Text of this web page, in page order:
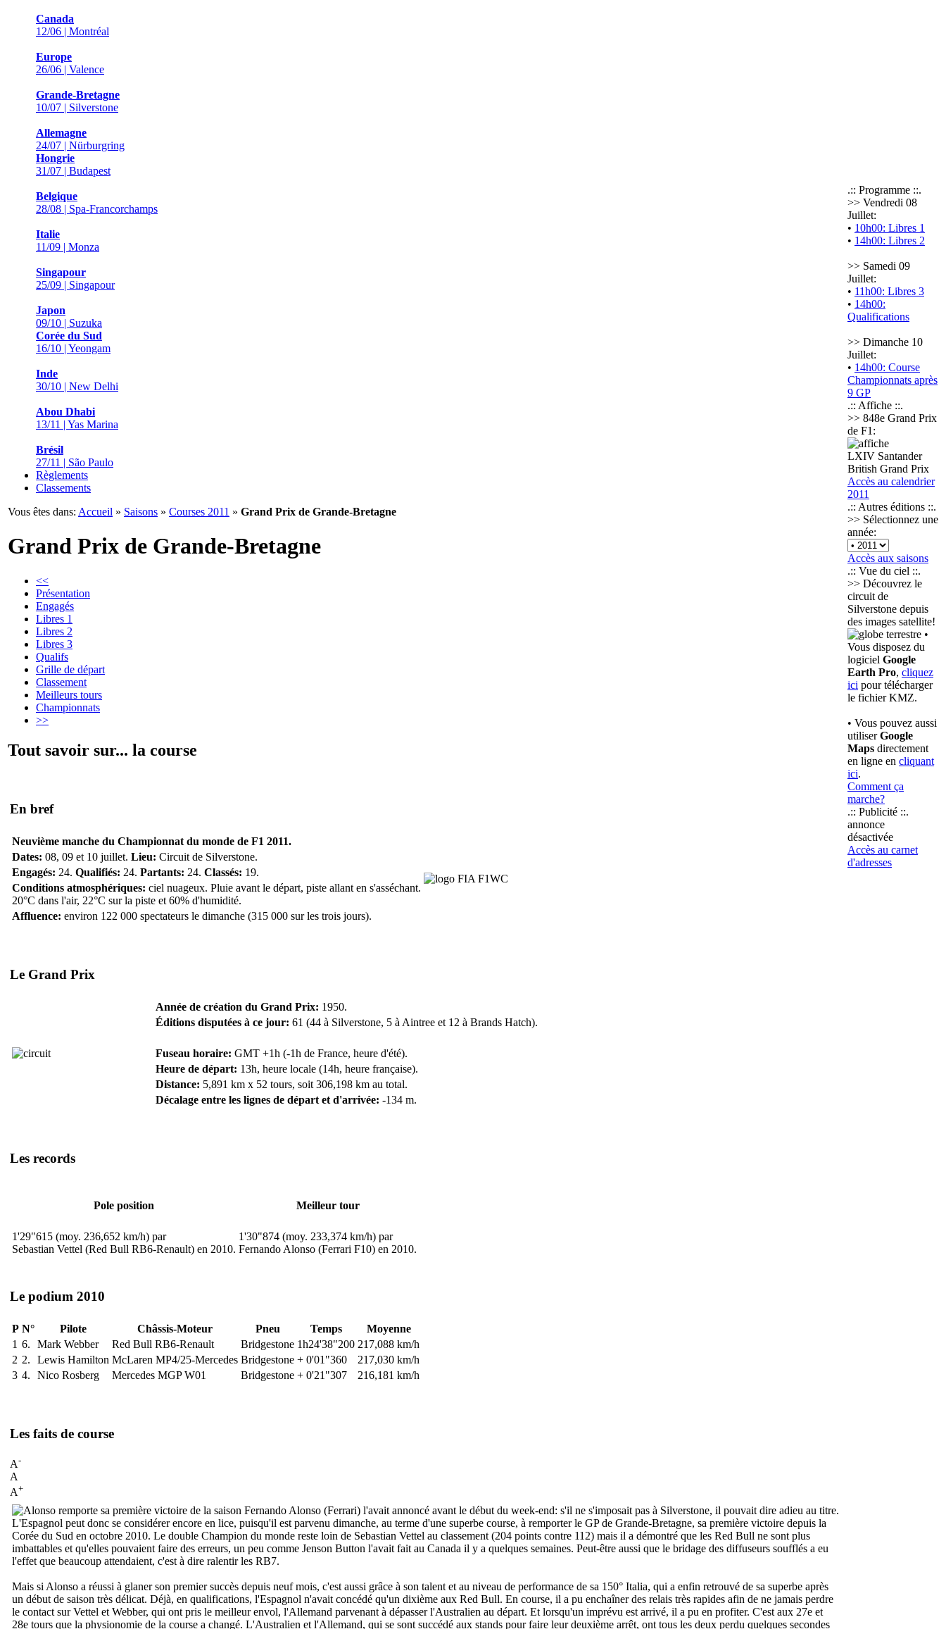
Canada
12/06 | Montréal
Europe
26/06 | Valence
Grande-Bretagne
10/07 | Silverstone
Allemagne
24/07 | Nürburgring
Hongrie
31/07 | Budapest
Belgique
28/08 | Spa-Francorchamps
Italie
11/09 | Monza
Singapour
25/09 | Singapour
Japon
09/10 | Suzuka
Corée du Sud
16/10 | Yeongam
Inde
30/10 | New Delhi
Abou Dhabi
13/11 | Yas Marina
Brésil
27/11 | São Paulo
Règlements
Classements
Vous êtes dans: Accueil » Saisons » Courses 2011 » Grand Prix de Grande-Bretagne
Grand Prix de Grande-Bretagne
<<
Présentation
Engagés
Libres 1
Libres 2
Libres 3
Qualifs
Grille de départ
Classement
Meilleurs tours
Championnats
>>
Tout savoir sur... la course
En bref
Neuvième manche du Championnat du monde de F1 2011.
Dates: 08, 09 et 10 juillet. Lieu: Circuit de Silverstone.
Engagés: 24. Qualifiés: 24. Partants: 24. Classés: 19.
Conditions atmosphériques: ciel nuageux. Pluie avant le départ, piste allant en s'asséchant.
20°C dans l'air, 22°C sur la piste et 60% d'humidité.
Affluence: environ 122 000 spectateurs le dimanche (315 000 sur les trois jours).
Le Grand Prix
Année de création du Grand Prix: 1950.
Éditions disputées à ce jour: 61 (44 à Silverstone, 5 à Aintree et 12 à Brands Hatch).
Fuseau horaire: GMT +1h (-1h de France, heure d'été).
Heure de départ: 13h, heure locale (14h, heure française).
Distance: 5,891 km x 52 tours, soit 306,198 km au total.
Décalage entre les lignes de départ et d'arrivée: -134 m.
Les records
Pole position Meilleur tour
1'29"615 (moy. 236,652 km/h) par
Sebastian Vettel (Red Bull RB6-Renault) en 2010.
1'30"874 (moy. 233,374 km/h) par
Fernando Alonso (Ferrari F10) en 2010.
Le podium 2010
P N° Pilote Châssis-Moteur Pneu Temps
Moyenne
1 6. Mark Webber Red Bull RB6-Renault Bridgestone 1h24'38"200 217,088 km/h
2 2. Lewis Hamilton McLaren MP4/25-Mercedes Bridgestone + 0'01"360
217,030 km/h
3 4. Nico Rosberg Mercedes MGP W01 Bridgestone + 0'21"307 216,181 km/h
Les faits de course
A-
A
A+
Fernando Alonso (Ferrari) l'avait annoncé avant le début du week-end: s'il ne s'imposait pas à Silverstone, il pouvait dire adieu au titre.
L'Espagnol peut donc se considérer encore en lice, puisqu'il est parvenu dimanche, au terme d'une superbe course, à remporter le GP de Grande-Bretagne, sa première victoire depuis la
Corée du Sud en octobre 2010. Le double Champion du monde reste loin de Sebastian Vettel au classement (204 points contre 112) mais il a démontré que les Red Bull ne sont plus
imbattables et qu'elles pouvaient faire des erreurs, un peu comme Jenson Button l'avait fait au Canada il y a quelques semaines. Peut-être aussi que le bridage des diffuseurs soufflés a eu
l'effet que beaucoup attendaient, c'est à dire ralentir les RB7.
Mais si Alonso a réussi à glaner son premier succès depuis neuf mois, c'est aussi grâce à son talent et au niveau de performance de sa 150° Italia, qui a enfin retrouvé de sa superbe après
un début de saison très délicat. Déjà, en qualifications, l'Espagnol n'avait concédé qu'un dixième aux Red Bull. En course, il a pu enchaîner des relais très rapides afin de ne jamais perdre
le contact sur Vettel et Webber, qui ont pris le meilleur envol, l'Allemand parvenant à dépasser l'Australien au départ. Et lorsqu'un imprévu est arrivé, il a pu en profiter. C'est aux 27e et
28e tours que la physionomie de la course a changé. L'Australien et l'Allemand, qui se sont succédé aux stands pour faire leur deuxième arrêt, ont tous les deux perdu quelques secondes
.:: Programme ::.
>> Vendredi 08
Juillet:
• 10h00: Libres 1
• 14h00: Libres 2
>> Samedi 09
Juillet:
• 11h00: Libres 3
• 14h00:
Qualifications
>> Dimanche 10
Juillet:
• 14h00: Course
Championnats après
9 GP
.:: Affiche ::.
>> 848e Grand Prix
de F1:
LXIV Santander
British Grand Prix
Accès au calendrier
2011
.:: Autres éditions ::.
>> Sélectionnez une
année:
Accès aux saisons
.:: Vue du ciel ::.
>> Découvrez le
circuit de
Silverstone depuis
des images satellite!
•
Vous disposez du
logiciel Google
Earth Pro, cliquez
ici pour télécharger
le fichier KMZ.
• Vous pouvez aussi
utiliserGoogle
Maps directement
en ligne en cliquant
ici.
Comment ça
marche?
.:: Publicité ::.
annonce
désactivée
Accès au carnet
d'adresses